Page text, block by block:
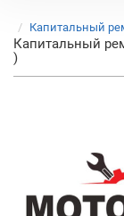
Капитальный
Капитальный
)